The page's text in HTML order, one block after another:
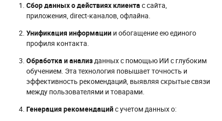
Сбор данных о действиях клиента с сайта,
приложения, direct-каналов, офлайна.
Унификация информации и обогащение ею единого
профиля контакта.
Обработка и анализданных с помощью ИИ с глубоким
обучением. Эта технология повышает точность и
эффективность рекомендаций, выявляя скрытые связи
между пользователями и товарами.
Генерация рекомендацийс учетом данных о: